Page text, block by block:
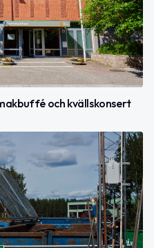
och kvällskonsert